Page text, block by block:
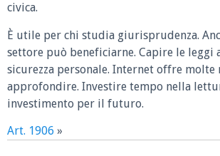
civica.
È utile per chi studia giurisprudenza.
settore può beneficiarne. Capire le leggi
sicurezza personale. Internet offre molte
approfondire. Investire tempo nella
investimento per il futuro.
Art. 1906 »